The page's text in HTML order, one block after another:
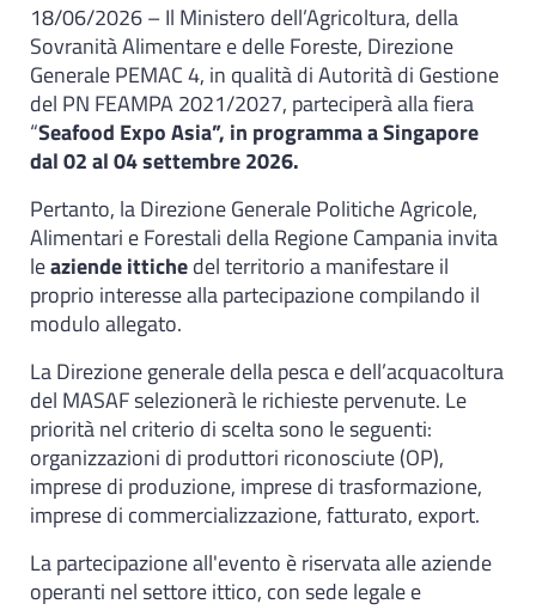
18/06/2026 – Il Ministero dell’Agricoltura, della
Sovranità Alimentare e delle Foreste, Direzione
Generale PEMAC 4, in qualità di Autorità di Gestione
del PN FEAMPA 2021/2027, parteciperà alla fiera
“Seafood Expo Asia”, in programma a Singapore
dal 02 al 04 settembre 2026.
Pertanto, la Direzione Generale Politiche Agricole,
Alimentari e Forestali della Regione Campania invita
leaziende ittichedel territorio a manifestare il
proprio interesse alla partecipazione compilando il
modulo allegato.
La Direzione generale della pesca e dell’acquacoltura
del MASAF selezionerà le richieste pervenute. Le
priorità nel criterio di scelta sono le seguenti:
organizzazioni di produttori riconosciute (OP),
imprese di produzione, imprese di trasformazione,
imprese di commercializzazione, fatturato, export.
La partecipazione all'evento è riservata alle aziende
operanti nel settore ittico, con sede legale e